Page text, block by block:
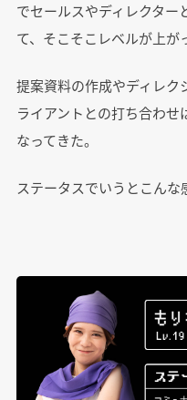
でセールスやディレクター
て、そこそこレベルが上が
提案資料の作成やディレク
ライアントとの打ち合わ
なってきた。
ステータスでいうとこんな